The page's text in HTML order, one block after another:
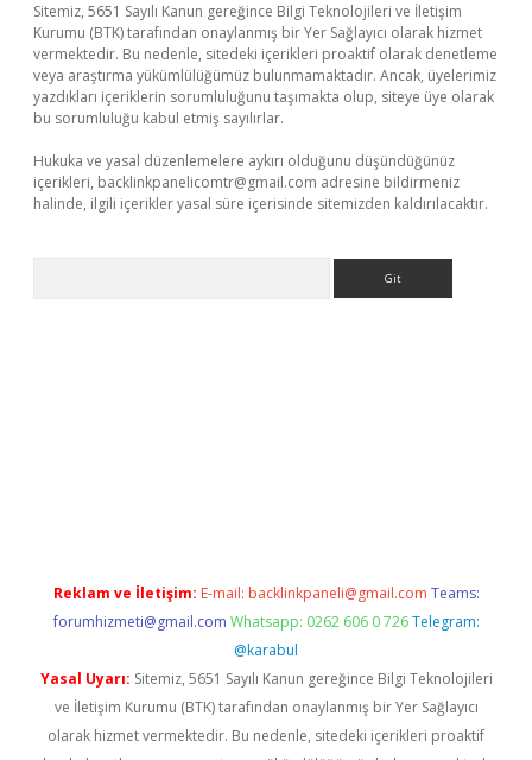
Sitemiz, 5651 Sayılı Kanun gereğince Bilgi Teknolojileri ve İletişim
Kurumu (BTK) tarafından onaylanmış bir Yer Sağlayıcı olarak hizmet
vermektedir. Bu nedenle, sitedeki içerikleri proaktif olarak denetleme
veya araştırma yükümlülüğümüz bulunmamaktadır. Ancak, üyelerimiz
yazdıkları içeriklerin sorumluluğunu taşımakta olup, siteye üye olarak
bu sorumluluğu kabul etmiş sayılırlar.
Hukuka ve yasal düzenlemelere aykırı olduğunu düşündüğünüz
içerikleri, backlinkpanelicomtr@gmail.com adresine bildirmeniz
halinde, ilgili içerikler yasal süre içerisinde sitemizden kaldırılacaktır.
Reklam ve İletişim: E-mail: backlinkpaneli@gmail.com Teams:
forumhizmeti@gmail.com Whatsapp: 0262 606 0 726 Telegram:
@karabul
Yasal Uyarı: Sitemiz, 5651 Sayılı Kanun gereğince Bilgi Teknolojileri
ve İletişim Kurumu (BTK) tarafından onaylanmış bir Yer Sağlayıcı
olarak hizmet vermektedir. Bu nedenle, sitedeki içerikleri proaktif